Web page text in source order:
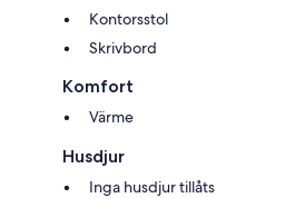
Kontorsstol
Skrivbord
Komfort
Värme
Husdjur
Inga husdjur tillåts